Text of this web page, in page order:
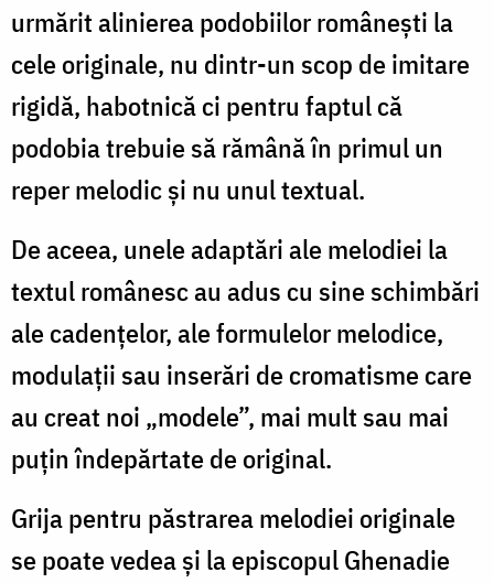
urmărit alinierea podobiilor românești la
cele originale, nu dintr-un scop de imitare
rigidă, habotnică ci pentru faptul că
podobia trebuie să rămână în primul un
reper melodic și nu unul textual.
De aceea, unele adaptări ale melodiei la
textul românesc au adus cu sine schimbări
ale cadențelor, ale formulelor melodice,
modulații sau inserări de cromatisme care
au creat noi „modele”, mai mult sau mai
puțin îndepărtate de original.
Grija pentru păstrarea melodiei originale
se poate vedea și la episcopul Ghenadie